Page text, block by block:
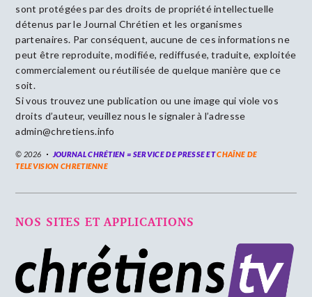
sont protégées par des droits de propriété intellectuelle
détenus par le Journal Chrétien et les organismes
partenaires. Par conséquent, aucune de ces informations ne
peut être reproduite, modifiée, rediffusée, traduite, exploitée
commercialement ou réutilisée de quelque manière que ce
soit.
Si vous trouvez une publication ou une image qui viole vos
droits d’auteur, veuillez nous le signaler à l’adresse
admin@chretiens.info
© 2026 JOURNAL CHRÉTIEN = SERVICE DE PRESSE ETCHAÎNE DE
TELEVISION CHRETIENNE
NOS SITES ET APPLICATIONS